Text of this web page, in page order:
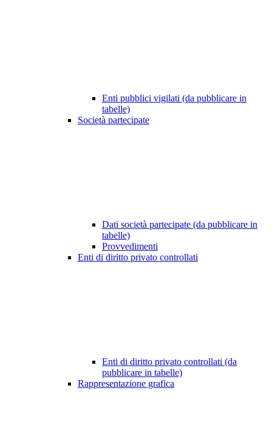
Enti pubblici vigilati (da pubblicare in
tabelle)
Società partecipate
Dati società partecipate (da pubblicare in
tabelle)
Provvedimenti
Enti di diritto privato controllati
Enti di diritto privato controllati (da
pubblicare in tabelle)
Rappresentazione grafica